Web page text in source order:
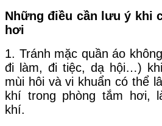
Những điều cần lưu ý khi
hơi
1. Tránh mặc quần áo
đi làm, đi tiệc, dạ hội…)
mùi hôi và vi khuẩn có thể
khí trong phòng tắm hơi,
khí.